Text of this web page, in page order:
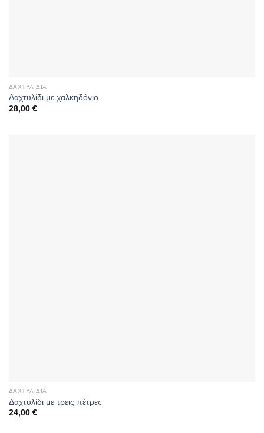
ΔΑΧΤΥΛΊΔΙΑ
Δαχτυλίδι με χαλκηδόνιο
28,00 €
ΔΑΧΤΥΛΊΔΙΑ
Δαχτυλίδι με τρεις πέτρες
24,00 €